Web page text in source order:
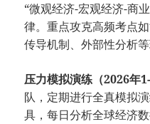
“微观经济-宏观经济-商
律。重点攻克高频考点
传导机制、外部性分析等
压力模拟演练（2026年1-
队，定期进行全真模拟
具，每日分析全球经济